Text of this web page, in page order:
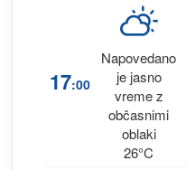
17:00
Napovedano
je jasno
vreme z
občasnimi
oblaki
26°C